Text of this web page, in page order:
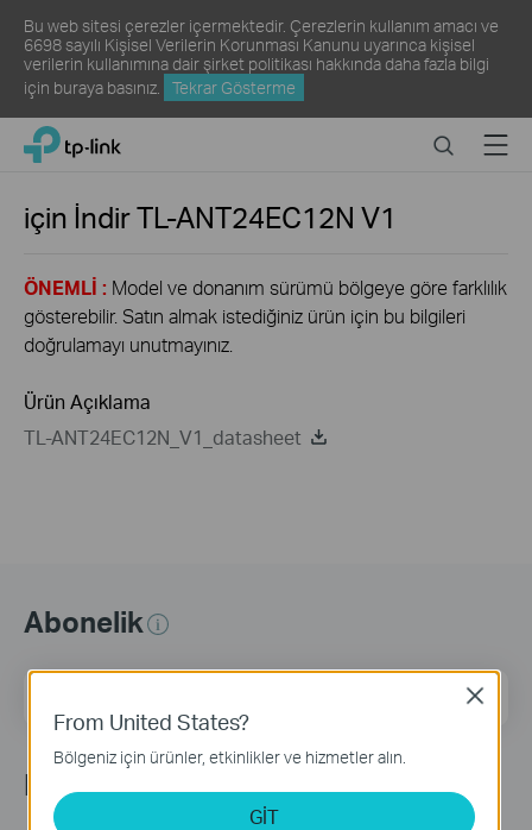
Bu web sitesi çerezler içermektedir. Çerezlerin kullanım amacı ve
6698 sayılı Kişisel Verilerin Korunması Kanunu uyarınca kişisel
verilerin kullanımına dair şirket politikası hakkında daha fazla bilgi
için buraya basınız. Tekrar Gösterme
Click
navigation
TP-Link, Reliably Smart SearchMenu
için İndirTL-ANT24EC12N V1
ÖNEMLİ : Model ve donanım sürümü bölgeye göre farklılık
gösterebilir. Satın almak istediğiniz ürün için bu bilgileri
doğrulamayı unutmayınız.
Ürün Açıklama
TL-ANT24EC12N_V1_datasheet
Abonelik
Üye Ol
Bizi Takip Edin
From United States?
Bölgeniz için ürünler, etkinlikler ve hizmetler alın.
GİT
Close